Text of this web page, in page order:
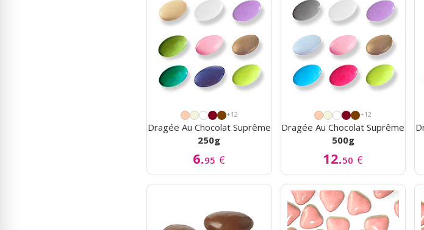
+12
Dragée Au Chocolat Suprême
250g
6.95 €
+12
Dragée Au Chocolat Suprême
500g
12.50 €